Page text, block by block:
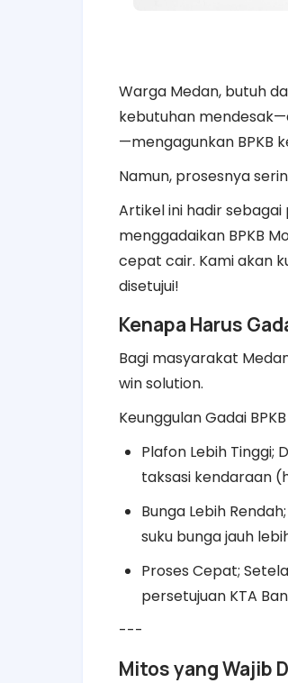
Warga Medan, butuh
kebutuhan
—mengagunkan BPKB
Namun, prosesnya
Artikel ini hadir sebagai
menggadaikan BPKB
cepat cair. Kami akan
disetujui!
Kenapa Harus
Bagi masyarakat
win solution.
Keunggulan Gadai BPKB
Plafon Lebih Tinggi;
taksasi kendaraan
Bunga Lebih
suku bunga jauh
Proses Cepat;
persetujuan KTA
---
Mitos yang Wajib